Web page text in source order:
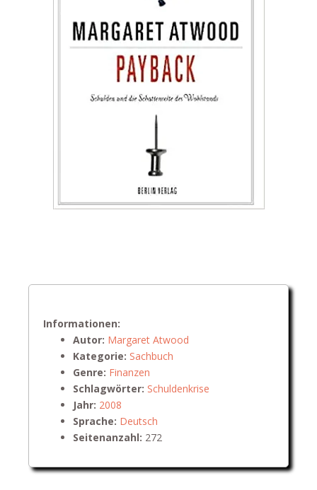
Informationen:
Autor: Margaret Atwood
Kategorie: Sachbuch
Genre: Finanzen
Schlagwörter: Schuldenkrise
Jahr: 2008
Sprache: Deutsch
Seitenanzahl: 272